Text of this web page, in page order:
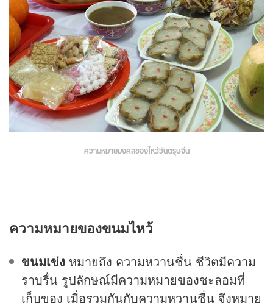
ความหมายมงคลของไหว้วันตรุษจีน
ความหมายของขนมไหว้
ขนมเข่ง หมายถึง ความหวานชื่น ชีวิตมีความ
ราบรื่น รูปลักษณ์มีความหมายของชะลอมที่
เก็บของ เมื่อรวมกันกับความหวานชื่น จึงหมาย